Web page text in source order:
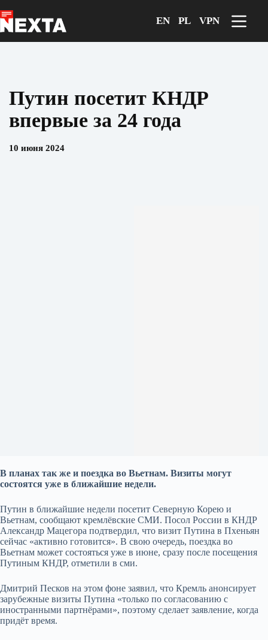
к
сути
EN PL VPN
Путин посетит КНДР
впервые за 24 года
10 июня 2024
В планах так же и поездка во Вьетнам. Визиты могут
состоятся уже в ближайшие недели.
Путин в ближайшие недели посетит Северную Корею и
Вьетнам, сообщают кремлёвские СМИ. Посол России в КНДР
Александр Мацегора подтвердил, что визит Путина в Пхеньян
сейчас «активно готовится». В свою очередь, поездка во
Вьетнам может состояться уже в июне, сразу после посещения
Путиным КНДР, отметили в сми.
Дмитрий Песков на этом фоне заявил, что Кремль анонсирует
зарубежные визиты Путина «только по согласованию с
иностранными партнёрами», поэтому сделает заявление, когда
придёт время.